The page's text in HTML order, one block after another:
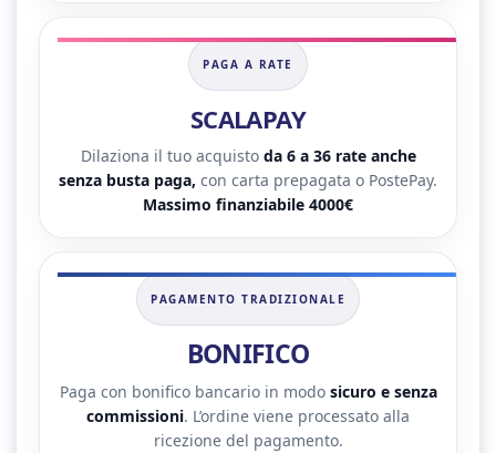
PAGA A RATE
SCALAPAY
Dilaziona il tuo acquisto da 6 a 36 rate anche
senza busta paga, con carta prepagata o PostePay.
Massimo finanziabile 4000€
PAGAMENTO TRADIZIONALE
BONIFICO
Paga con bonifico bancario in modo sicuro e senza
commissioni. L’ordine viene processato alla
ricezione del pagamento.